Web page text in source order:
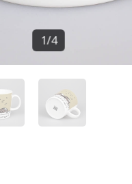
1/4